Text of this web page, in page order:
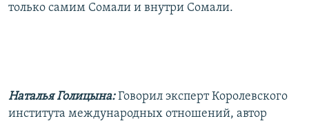
только самим Сомали и внутри Сомали.
Наталья Голицына:Говорил эксперт Королевского
института международных отношений, автор